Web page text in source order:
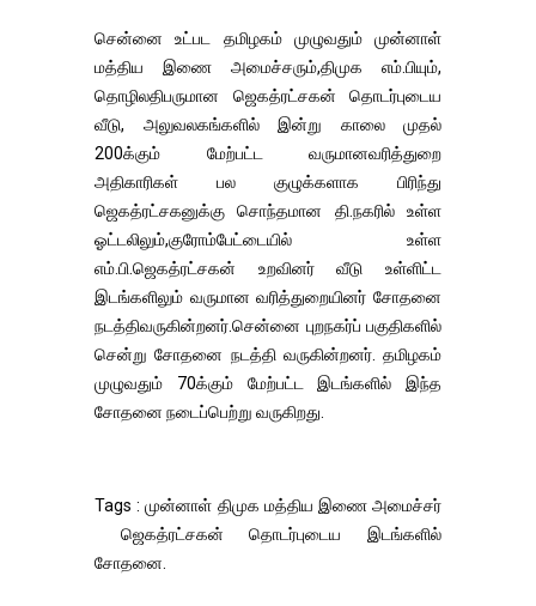
சென்னை உட்பட தமிழகம் முழுவதும் முன்னாள்
மத்திய இணை அமைச்சரும்,திமுக எம்.பியும்,
தொழிலதிபருமான ஜெகத்ரட்சகன் தொடர்புடைய
வீடு, அலுவலகங்களில் இன்று காலை முதல்
200க்கும் மேற்பட்ட வருமானவரித்துறை
அதிகாரிகள் பல குழுக்களாக பிரிந்து
ஜெகத்ரட்சகனுக்கு சொந்தமான தி.நகரில் உள்ள
ஓட்டலிலும்,குரோம்பேட்டையில் உள்ள
எம்.பி.ஜெகத்ரட்சகன் உறவினர் வீடு உள்ளிட்ட
இடங்களிலும் வருமான வரித்துறையினர் சோதனை
நடத்திவருகின்றனர்.சென்னை புறநகர்ப் பகுதிகளில்
சென்று சோதனை நடத்தி வருகின்றனர். தமிழகம்
முழுவதும் 70க்கும் மேற்பட்ட இடங்களில் இந்த
சோதனை நடைப்பெற்று வருகிறது.
Tags : முன்னாள் திமுக மத்திய இணை அமைச்சர்
ஜெகத்ரட்சகன் தொடர்புடைய இடங்களில்
சோதனை.